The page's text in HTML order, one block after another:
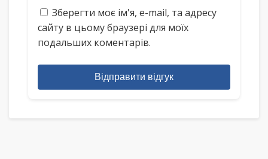
Зберегти моє ім'я, e-mail, та адресу
сайту в цьому браузері для моїх
подальших коментарів.
Відправити відгук